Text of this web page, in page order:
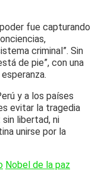
fue capturando
criminal”. Sin
de pie”, con una
y a los países
evitar la tragedia
sin libertad, ni
unirse por la
Nobel de la paz